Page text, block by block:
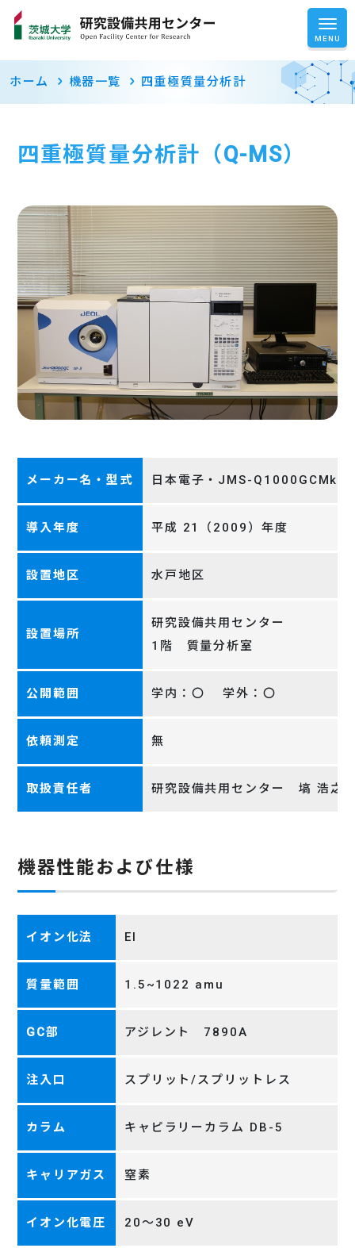
ホーム 機器一覧 四重極質量分析計
四重極質量分析計（Q-MS）
メーカー名・型式 日本電子・JMS-Q1000GCMkII
導入年度 平成 21（2009）年度
設置地区 水戸地区
設置場所
研究設備共用センター
1階 質量分析室
公開範囲 学内：〇 学外：〇
依頼測定 無
取扱責任者 研究設備共用センター 塙 浩之
機器性能および仕様
イオン化法 EI
質量範囲 1.5~1022 amu
GC部 アジレント 7890A
注入口 スプリット/スプリットレス
カラム キャピラリーカラム DB-5
キャリアガス 窒素
イオン化電圧 20～30 eV